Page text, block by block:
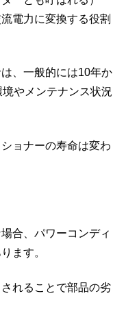
電力に変換する役割
、一般的には10年か
やメンテナンス状況
ョナーの寿命は変わ
合、パワーコンディ
ます。
れることで部品の劣